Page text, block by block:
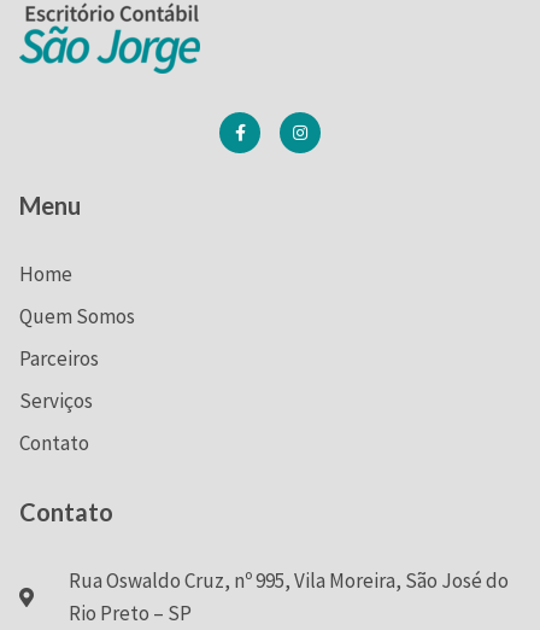
Menu
Home
Quem Somos
Parceiros
Serviços
Contato
Contato
Rua Oswaldo Cruz, nº 995, Vila Moreira, São José do
Rio Preto – SP